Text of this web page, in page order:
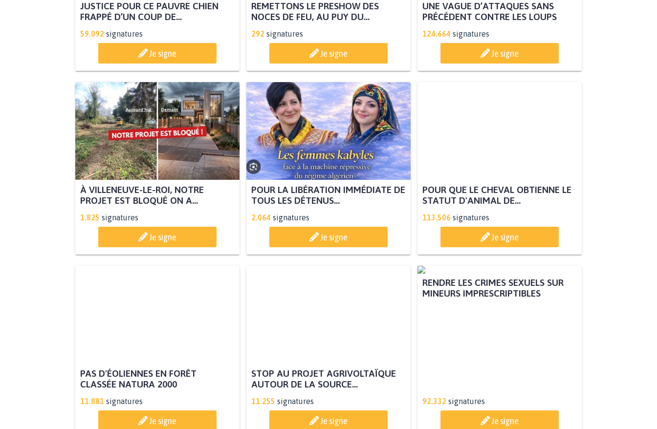
JUSTICE POUR CE PAUVRE CHIEN
FRAPPÉ D’UN COUP DE...
59.092 signatures
Je signe
REMETTONS LE PRESHOW DES
NOCES DE FEU, AU PUY DU...
292 signatures
Je signe
UNE VAGUE D’ATTAQUES SANS
PRÉCÉDENT CONTRE LES LOUPS
124.664 signatures
Je signe
À VILLENEUVE-LE-ROI, NOTRE
PROJET EST BLOQUÉ ON A...
1.825 signatures
Je signe
POUR LA LIBÉRATION IMMÉDIATE DE
TOUS LES DÉTENUS...
2.064 signatures
Je signe
POUR QUE LE CHEVAL OBTIENNE LE
STATUT D'ANIMAL DE...
113.506 signatures
Je signe
PAS D'ÉOLIENNES EN FORÊT
CLASSÉE NATURA 2000
11.881 signatures
Je signe
STOP AU PROJET AGRIVOLTAÏQUE
AUTOUR DE LA SOURCE...
11.255 signatures
Je signe
92.332 signatures
Je signe